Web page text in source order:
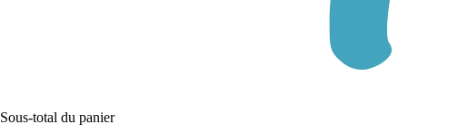
Sous-total du panier